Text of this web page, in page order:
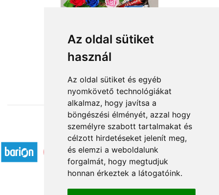
Az oldal sütiket
használ
Az oldal sütiket és egyéb
nyomkövető technológiákat
alkalmaz, hogy javítsa a
böngészési élményét, azzal hogy
személyre szabott tartalmakat és
célzott hirdetéseket jelenít meg,
és elemzi a weboldalunk
forgalmát, hogy megtudjuk
honnan érkeztek a látogatóink.
Accepted payment methods